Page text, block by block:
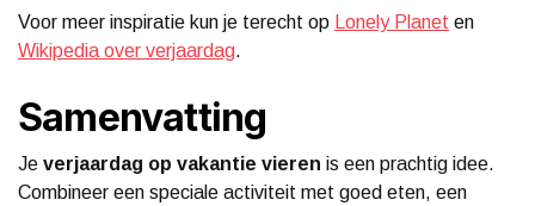
Voor meer inspiratie kun je terecht op Lonely Planet en
Wikipedia over verjaardag.
Samenvatting
Je verjaardag op vakantie vieren is een prachtig idee.
Combineer een speciale activiteit met goed eten, een